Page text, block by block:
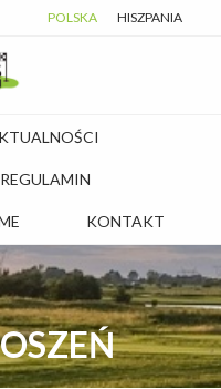
POLSKA HISZPANIA
REGULAMIN
KONTAKT